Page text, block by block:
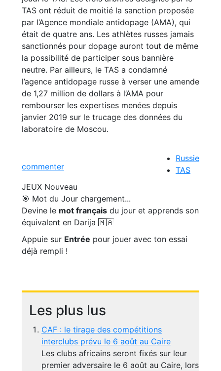
TAS ont réduit de moitié la sanction proposée
par l’Agence mondiale antidopage (AMA), qui
était de quatre ans. Les athlètes russes jamais
sanctionnés pour dopage auront tout de même
la possibilité de participer sous bannière
neutre. Par ailleurs, le TAS a condamné
l’agence antidopage russe à verser une amende
de 1,27 million de dollars à l’AMA pour
rembourser les expertises menées depuis
janvier 2019 sur le trucage des données du
laboratoire de Moscou.
commenter
Russie
TAS
JEUX Nouveau
🎯 Mot du Jour chargement...
Devine le mot français du jour et apprends son
équivalent en Darija 🇲🇦
Appuie sur Entrée pour jouer avec ton essai
déjà rempli !
Les plus lus
CAF : le tirage des compétitions
interclubs prévu le 6 août au Caire
Les clubs africains seront fixés sur leur
premier adversaire le 6 août au Caire, lors